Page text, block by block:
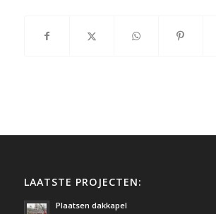
LAATSTE PROJECTEN:
Plaatsen dakkapel